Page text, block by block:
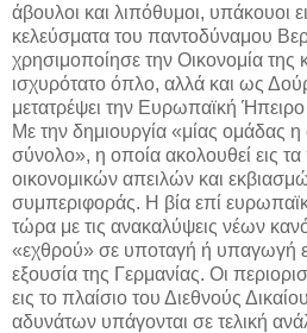
άβουλοι και λιπόθυμοι, υπάκουοι
κελεύσματα του παντοδύναμου
χρησιμοποίησε την Οικονομία
ισχυρότατο όπλο, αλλά και ως
μετατρέψει την Ευρωπαϊκή
Με την δημιουργία «μίας ομάδας
σύνολο», η οποία ακολουθεί εις
οικονομικών απειλών και
συμπεριφοράς. Η βία επί
τώρα με τις ανακαλύψεις νέων
«εχθρού» σε υποταγή ή υπαγωγή
εξουσία της Γερμανίας. Οι
εις το πλαίσιο του Διεθνούς
αδυνάτων υπάγονται σε τελική